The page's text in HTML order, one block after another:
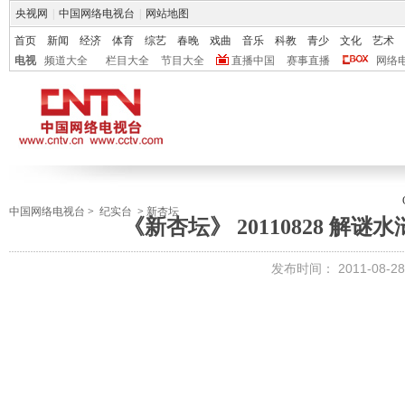
央视网 中国网络电视台 网站地图
首页 新闻 经济 体育 综艺 春晚 戏曲 音乐 科教 青少 文化
艺术
电视
频道大全 栏目大全 节目大全 直播中国 赛事直播 网络
中国网络电视台 > 纪实台 > 新杏坛
《新杏坛》 20110828 解谜
发布时间： 2011-08-